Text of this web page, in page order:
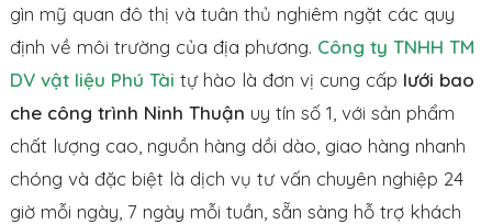
gìn mỹ quan đô thị và tuân thủ nghiêm ngặt các quy
định về môi trường của địa phương. Công ty TNHH TM
DV vật liệu Phú Tài tự hào là đơn vị cung cấp lưới bao
che công trình Ninh Thuận uy tín số 1, với sản phẩm
chất lượng cao, nguồn hàng dồi dào, giao hàng nhanh
chóng và đặc biệt là dịch vụ tư vấn chuyên nghiệp 24
giờ mỗi ngày, 7 ngày mỗi tuần, sẵn sàng hỗ trợ khách